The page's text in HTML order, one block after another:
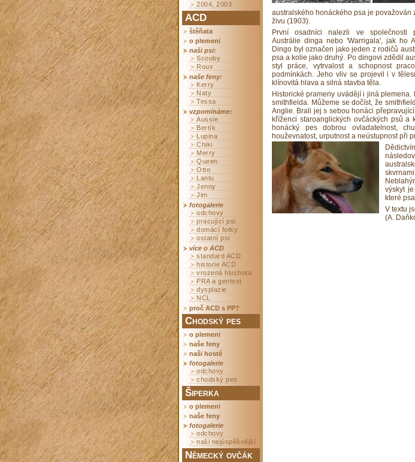
2004, 2003
ACD
štěňata
o plemeni
naši psi:
Scooby
Roux
naše feny:
Kerry
Naty
Tessa
vzpomínáme:
Aussie
Bertík
Lupina
Chiki
Merry
Queen
Otto
Lantu
Jenny
Jim
fotogalerie
odchovy
pracující psi
domácí fotky
ostatní psi
více o ACD
standard ACD
historie ACD
vrozená hluchota
PRA a gentest
dysplazie
NCL
proč ACD s PP?
Chodský pes
o plemeni
naše feny
naši hosté
fotogalerie
odchovy
chodský pes
Šiperka
o plemeni
naše feny
fotogalerie
odchovy
naši nejúspěšnější
Německý ovčák
australského honáckého psa je
živu (1903).
První osadníci nalezli ve společnosti
Austrálie dinga nebo 'Warrigala', jak ho
Dingo byl označen jako jeden z rodičů
psa a kolie jako druhý. Po dingovi zdědil
styl práce, vytrvalost a schopnost
podmínkách. Jeho vliv se projevil i v
klínovitá hlava a silná stavba těla.
Historické prameny uvádějí i jiná plemena.
smithfielda. Můžeme se dočíst, že
Anglie. Brali jej s sebou honáci
kříženci staroanglických ovčáckých psů
honácký pes dobrou ovladatelnost,
houževnatost, urputnost a neústupnost při
výskyt
které
V textu
(A.